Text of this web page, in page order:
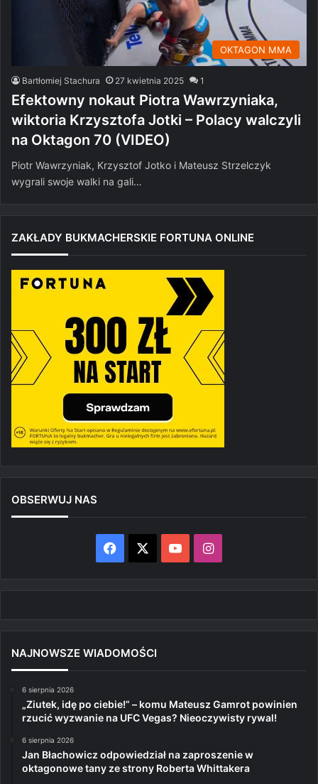
OKTAGON MMA
Bartłomiej Stachura 27 kwietnia 2025 1
Efektowny nokaut Piotra Wawrzyniaka,
wiktoria Krzysztofa Jotki – Polacy walczyli
na Oktagon 70 (VIDEO)
Piotr Wawrzyniak, Krzysztof Jotko i Mateusz Strzelczyk
wygrali swoje walki na gali…
ZAKŁADY BUKMACHERSKIE FORTUNA ONLINE
OBSERWUJ NAS
Facebook YouTubeInstagram
NAJNOWSZE WIADOMOŚCI
6 sierpnia 2026
„Ziutek, idę po ciebie!” – komu Mateusz Gamrot powinien
rzucić wyzwanie na UFC Vegas? Nieoczywisty rywal!
6 sierpnia 2026
Jan Błachowicz odpowiedział na zaproszenie w
oktagonowe tany ze strony Roberta Whittakera